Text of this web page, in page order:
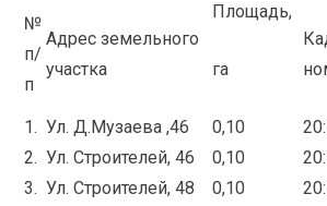
№
п/
п
Адрес земельного
участка
Площадь,
га
1. Ул. Д.Музаева ,46 0,10
2. Ул. Строителей, 46 0,10
3. Ул. Строителей, 48 0,10